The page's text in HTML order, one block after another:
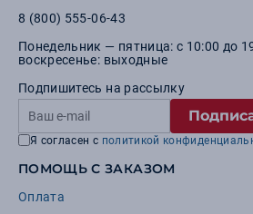
8 (800) 555-06-43
Понедельник — пятница: с 10:00 до
воскресенье: выходные
Подпишитесь на рассылку
Я согласен с политикой
ПОМОЩЬ С ЗАКАЗОМ
Оплата